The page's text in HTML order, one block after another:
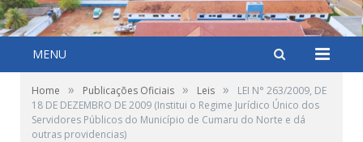
MENU
Home » Publicações Oficiais » Leis »
LEI N° 263/2009, DE
18 DE DEZEMBRO DE 2009 (Institui o Regime Jurídico Único dos
Servidores Públicos do Município de Cumaru do Norte e dá
outras providencias)